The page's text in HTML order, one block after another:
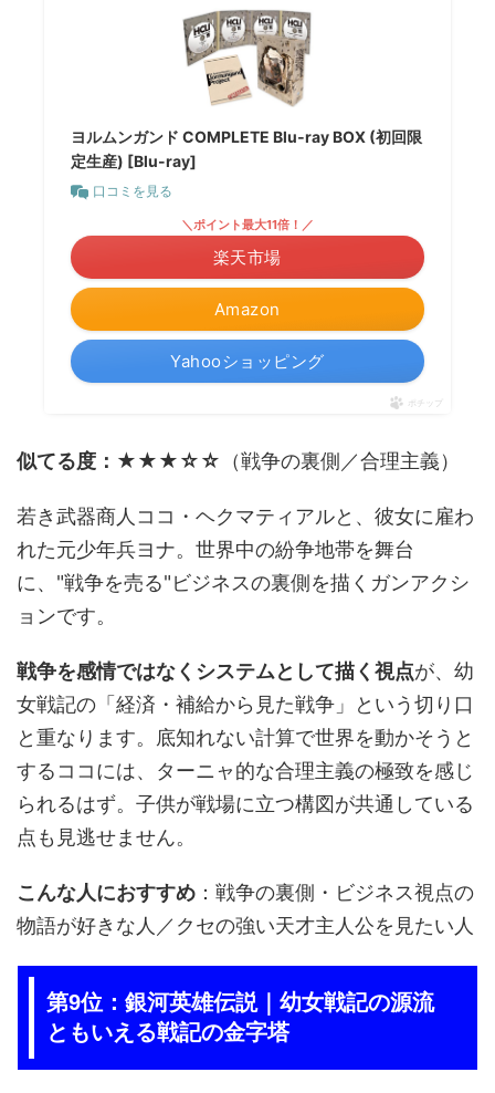
ヨルムンガンド COMPLETE Blu‐ray BOX (初回限
定生産) [Blu-ray]
口コミを見る
Amazon
＼ポイント最大11倍！／
楽天市場
Yahooショッピング
ポチップ
似てる度：★★★☆☆ （戦争の裏側／合理主義）
若き武器商人ココ・ヘクマティアルと、彼女に雇わ
れた元少年兵ヨナ。世界中の紛争地帯を舞台
に、"戦争を売る"ビジネスの裏側を描くガンアクシ
ョンです。
戦争を感情ではなくシステムとして描く視点が、幼
女戦記の「経済・補給から見た戦争」という切り口
と重なります。底知れない計算で世界を動かそうと
するココには、ターニャ的な合理主義の極致を感じ
られるはず。子供が戦場に立つ構図が共通している
点も見逃せません。
こんな人におすすめ ：戦争の裏側・ビジネス視点の
物語が好きな人／クセの強い天才主人公を見たい人
第9位：銀河英雄伝説｜幼女戦記の源流
ともいえる戦記の金字塔